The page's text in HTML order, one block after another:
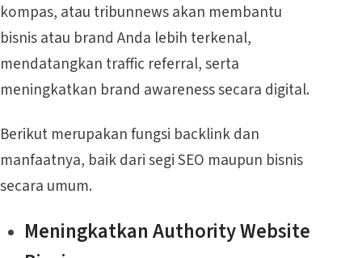
kompas, atau tribunnews akan membantu
bisnis atau brand Anda lebih terkenal,
mendatangkan traffic referral, serta
meningkatkan brand awareness secara digital.
Berikut merupakan fungsi backlink dan
manfaatnya, baik dari segi SEO maupun bisnis
secara umum.
Meningkatkan Authority Website